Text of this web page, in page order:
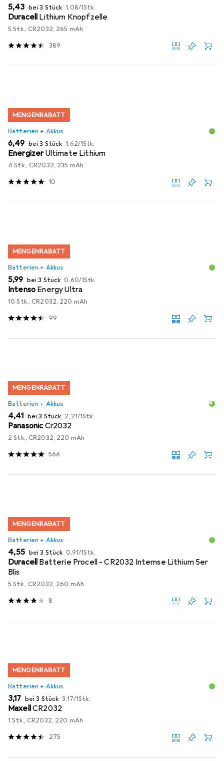
EUR
5,43 bei 3 Stück EUR
1,08/1Stk.
Duracell Lithium Knopfzelle
5 Stk., CR2032, 265 mAh
389
MENGENRABATT
Batterien + Akkus
EUR
6,49 bei 3 Stück EUR
1,62/1Stk.
EnergizerUltimate Lithium
4 Stk., CR2032, 235 mAh
10
MENGENRABATT
Batterien + Akkus
EUR
5,99 bei 3 Stück EUR
0,60/1Stk.
Intenso Energy Ultra
10 Stk., CR2032, 220 mAh
99
MENGENRABATT
Batterien + Akkus
EUR
4,41 bei 3 Stück EUR
2,21/1Stk.
PanasonicCr2032
2 Stk., CR2032, 220 mAh
566
MENGENRABATT
Batterien + Akkus
EUR
4,55 bei 3 Stück EUR
0,91/1Stk.
Duracell Batterie Procell - CR2032 Intemse Lithium 5er
Blis
5 Stk., CR2032, 260 mAh
8
MENGENRABATT
Batterien + Akkus
EUR
3,17 bei 3 Stück EUR
3,17/1Stk.
MaxellCR2032
1 Stk., CR2032, 220 mAh
275